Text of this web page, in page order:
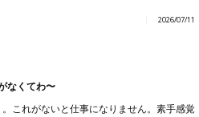
2026/07/11
なくてわ〜
これがないと仕事になりません。素手感覚